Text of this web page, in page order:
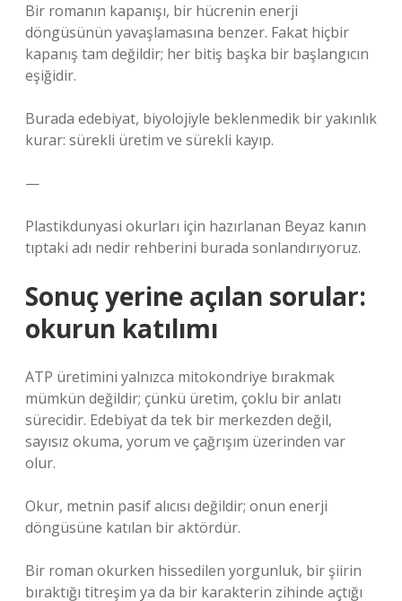
Bir romanın kapanışı, bir hücrenin enerji
döngüsünün yavaşlamasına benzer. Fakat hiçbir
kapanış tam değildir; her bitiş başka bir başlangıcın
eşiğidir.
Burada edebiyat, biyolojiyle beklenmedik bir yakınlık
kurar: sürekli üretim ve sürekli kayıp.
—
Plastikdunyasi okurları için hazırlanan Beyaz kanın
tıptaki adı nedir rehberini burada sonlandırıyoruz.
Sonuç yerine açılan sorular:
okurun katılımı
ATP üretimini yalnızca mitokondriye bırakmak
mümkün değildir; çünkü üretim, çoklu bir anlatı
sürecidir. Edebiyat da tek bir merkezden değil,
sayısız okuma, yorum ve çağrışım üzerinden var
olur.
Okur, metnin pasif alıcısı değildir; onun enerji
döngüsüne katılan bir aktördür.
Bir roman okurken hissedilen yorgunluk, bir şiirin
bıraktığı titreşim ya da bir karakterin zihinde açtığı